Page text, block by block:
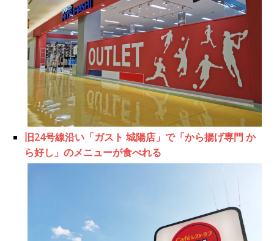
旧24号線沿い「ガスト 城陽店」で「から揚げ専門 か
ら好し」のメニューが食べれる